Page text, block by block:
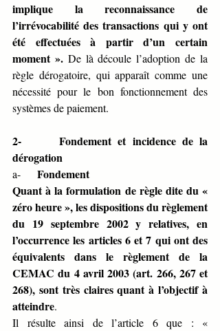
implique la reconnaissance de
l’irrévocabilité des transactions qui y ont
été effectuées à partir d’un certain
moment ». De là découle l’adoption de la
règle dérogatoire, qui apparaît comme une
nécessité pour le bon fonctionnement des
systèmes de paiement.
2-      Fondement et incidence de la
dérogation
a- Fondement
Quant à la formulation de règle dite du «
zéro heure », les dispositions du règlement
du 19 septembre 2002 y relatives, en
l’occurrence les articles 6 et 7 qui ont des
équivalents dans le règlement de la
CEMAC du 4 avril 2003 (art. 266, 267 et
268), sont très claires quant à l’objectif à
atteindre.
Il résulte ainsi de l’article 6 que : «